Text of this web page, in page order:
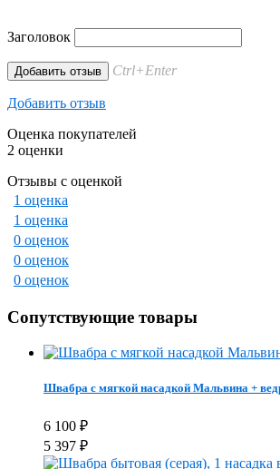
Заголовок
Ctrl+Enter
Добавить отзыв
Оценка покупателей
2 оценки
Отзывы с оценкой
1 оценка
1 оценка
0 оценок
0 оценок
0 оценок
Сопутствующие товары
Швабра с мягкой насадкой Мальвина +
6 100 ₽
5 397 ₽